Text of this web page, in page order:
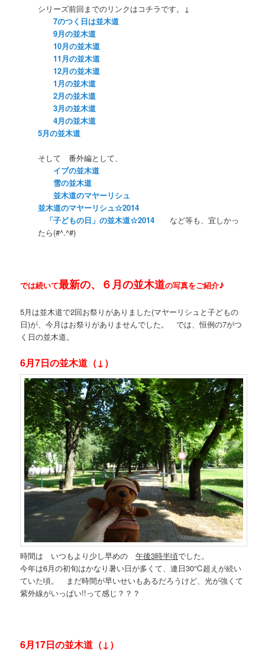
シリーズ前回までのリンクはコチラです。↓
7のつく日は並木道
9月の並木道
10月の並木道
11月の並木道
12月の並木道
1月の並木道
2月の並木道
3月の並木道
4月の並木道
5月の並木道
そして 番外編として、
イブの並木道
雪の並木道
並木道のマヤーリシュ
並木道のマヤーリシュ☆2014
「子どもの日」の並木道☆2014
など等も、宜しかっ
たら(#^.^#)
では続いて最新の、６月の並木道の写真をご紹介♪
5月は並木道で2回お祭りがありました(マヤーリシュと子どもの
日)が、今月はお祭りがありませんでした。 では、恒例の7がつ
く日の並木道。
6月7日の並木道（↓）
時間は いつもより少し早めの午後3時半頃でした。
今年は6月の初旬はかなり暑い日が多くて、連日30℃超えが続い
ていた頃。 まだ時間が早いせいもあるだろうけど、光が強くて
紫外線がいっぱい!!って感じ？？？
6月17日の並木道（↓）